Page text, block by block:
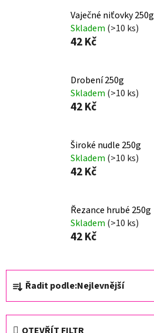
Vaječné niťovky 250g
Skladem (>10 ks)
42 Kč
Drobení 250g
Skladem (>10 ks)
42 Kč
Široké nudle 250g
Skladem (>10 ks)
42 Kč
Řezance hrubé 250g
Skladem (>10 ks)
42 Kč
Ř
a
z
Řadit podle:Nejlevnější
OTEVŘÍT FILTR